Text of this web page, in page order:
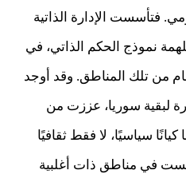
فتأسست الإدارة الذاتية
نموذج الحكم الذاتي، في
من تلك المناطق. وقد أوجد
لبقية سوريا، عززت من
سياسيًا، لا فقط ثقافيًا
في مناطق ذات أغلبية